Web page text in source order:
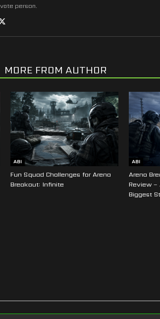
person.
MORE FROM AUTHOR
ABI
Fun Squad Challenges for Arena
Breakout: Infinite
ABI
Arena
Review –
Biggest